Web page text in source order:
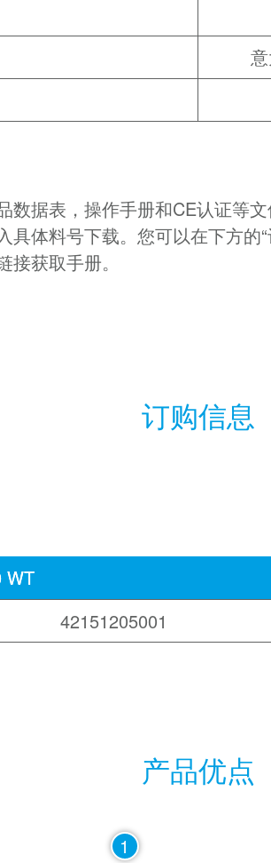
数据表，操作手册和CE认证等
具体料号下载。您可以在下方的
接获取手册。
订购信息
WT
42151205001
产品优点
1